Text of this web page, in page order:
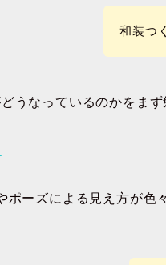
和装つ
うなっているのかをまず
ポーズによる見え方が色